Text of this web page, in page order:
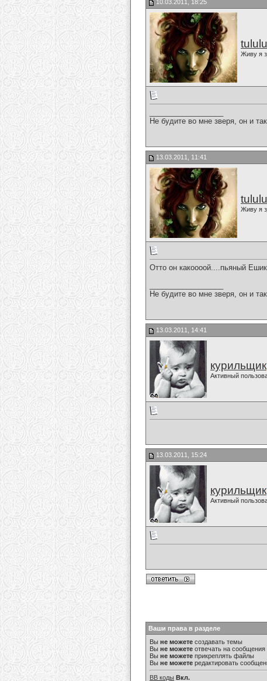
10.03.2011, 18:25
Живу я
Не будите во мне зверя, он и
13.03.2011, 11:41
Живу я
Отто он какоооой....пьяный Ешик
Не будите во мне зверя, он и
13.03.2011, 14:41
курильщик
Активный
13.03.2011, 15:24
курильщик
Активный
Ваши права в разделе
Вы не можете создавать темы
Вы не можете отвечать на сообщения
Вы не можете прикреплять файлы
Вы не можете редактировать
BB коды Вкл.